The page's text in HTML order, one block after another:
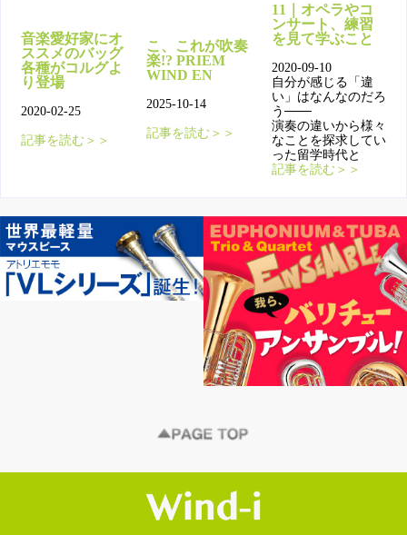
音楽愛好家にオ
ススメのバッグ
各種がコルグよ
り登場
2020-02-25
記事を読む＞＞
こ、これが吹奏
楽!? PRIEM
WIND EN
2025-10-14
記事を読む＞＞
11｜オペラやコ
ンサート、練習
を見て学ぶこと
2020-09-10
自分が感じる「違
い」はなんなのだろ
う───
演奏の違いから様々
なことを探求してい
った留学時代と
記事を読む＞＞